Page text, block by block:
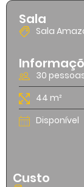
Sala
Sala
30
44 m²
Disponível
Custo